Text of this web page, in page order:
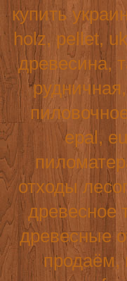
купить
holz, pellet,
древесина,
epal,
отходы
древесное
древесные
продаём,